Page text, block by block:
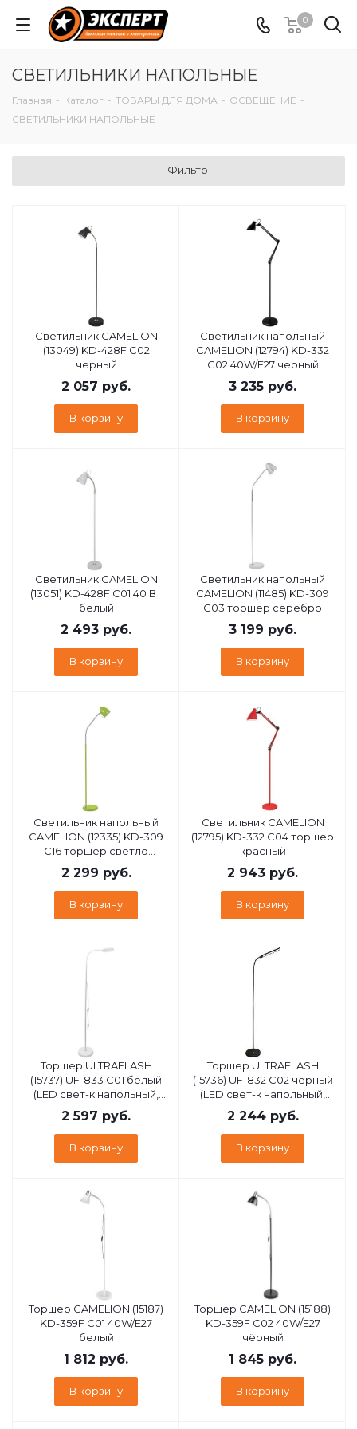
0
СВЕТИЛЬНИКИ НАПОЛЬНЫЕ
Главная - Каталог - ТОВАРЫ ДЛЯ ДОМА - ОСВЕЩЕНИЕ -
СВЕТИЛЬНИКИ НАПОЛЬНЫЕ
Фильтр
Светильник CAMELION
(13049) KD-428F C02
черный
2 057 руб.
В корзину
Светильник напольный
CAMELION (12794) KD-332
C02 40W/E27 черный
3 235 руб.
В корзину
Светильник CAMELION
(13051) KD-428F C01 40 Вт
белый
2 493 руб.
В корзину
Светильник напольный
CAMELION (11485) KD-309
C03 торшер серебро
3 199 руб.
В корзину
Светильник напольный
CAMELION (12335) KD-309
C16 торшер светло
зеленый
2 299 руб.
В корзину
Светильник CAMELION
(12795) KD-332 C04 торшер
красный
2 943 руб.
В корзину
Торшер ULTRAFLASH
(15737) UF-833 C01 белый
(LED cвет-к напольный,
настольный, 12Вт, 3 в1,
круг)
2 597 руб.
В корзину
Торшер ULTRAFLASH
(15736) UF-832 C02 черный
(LED cвет-к напольный,
настольный, 12Вт, 4500К, 3
ур.яркости, 3 в1)
2 244руб.
В корзину
Торшер CAMELION (15187)
KD-359F C01 40W/E27
белый
1 812 руб.
В корзину
Торшер CAMELION (15188)
KD-359F C02 40W/E27
чёрный
1 845 руб.
В корзину